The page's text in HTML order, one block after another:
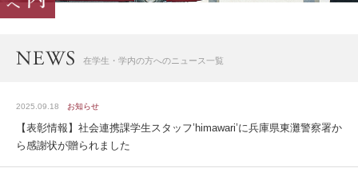
シ
ョ
在学生・学内の方へのニュース一覧
2025.09.18 お知らせ
【表彰情報】社会連携課学生スタッフ’himawari’に兵庫県東灘警察署か
ら感謝状が贈られました